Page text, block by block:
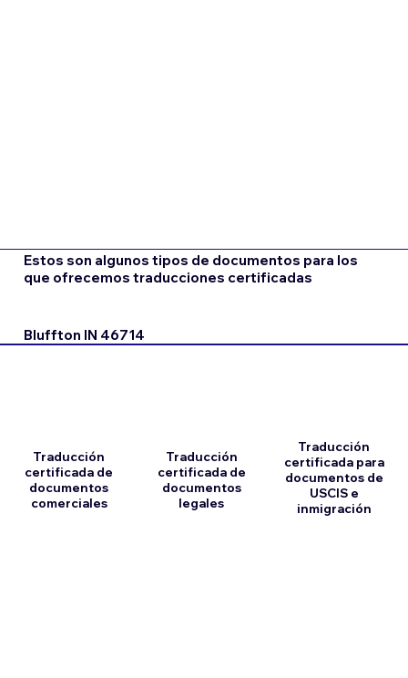
Estos son algunos tipos de documentos para los
que ofrecemos traducciones certificadas
Bluffton IN 46714
Traducción
certificada de
documentos
comerciales
Traducción
certificada de
documentos
legales
Traducción
certificada para
documentos de
USCIS e
inmigración